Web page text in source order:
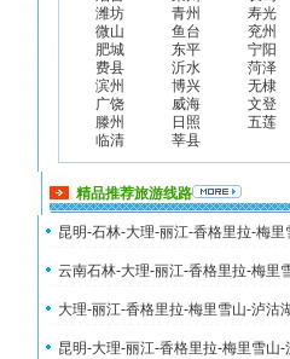
潍坊
青州
寿光
微山
鱼台
兖州
肥城
东平
宁阳
费县
沂水
菏泽
滨州
博兴
无棣
广饶
威海
文登
滕州
日照
五莲
临清
莘县
精品推荐旅游线路
昆明-石林-大理-丽江-香格里拉-梅
云南石林-大理-丽江-香格里拉-梅里
大理-丽江-香格里拉-梅里雪山-泸沽
昆明-大理-丽江-香格里拉-梅里雪山